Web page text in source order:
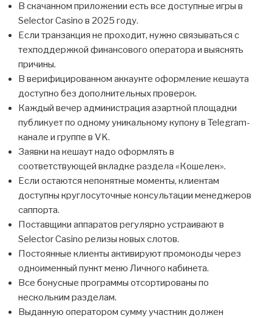
В скачанном приложении есть все доступные игры в
Selector Casino в 2025 году.
Если транзакция не проходит, нужно связываться с
техподдержкой финансового оператора и выяснять
причины.
В верифицированном аккаунте оформление кешаута
доступно без дополнительных проверок.
Каждый вечер администрация азартной площадки
публикует по одному уникальному купону в Telegram-
канале и группе в VK.
Заявки на кешаут надо оформлять в
соответствующей вкладке раздела «Кошелек».
Если остаются непонятные моменты, клиентам
доступны круглосуточные консультации менеджеров
саппорта.
Поставщики аппаратов регулярно устраивают в
Selector Casino релизы новых слотов.
Постоянные клиенты активируют промокоды через
одноименный пункт меню Личного кабинета.
Все бонусные программы отсортированы по
нескольким разделам.
Выданную оператором сумму участник должен